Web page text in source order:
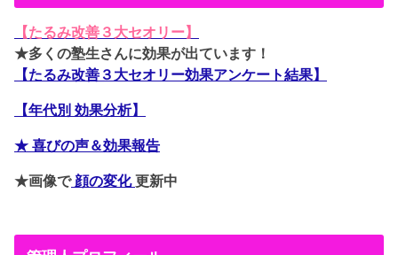
【たるみ改善３大セオリー】
★多くの塾生さんに効果が出ています！
【たるみ改善３大セオリー効果アンケート結果】
【年代別 効果分析】
★ 喜びの声＆効果報告
★画像で顔の変化更新中